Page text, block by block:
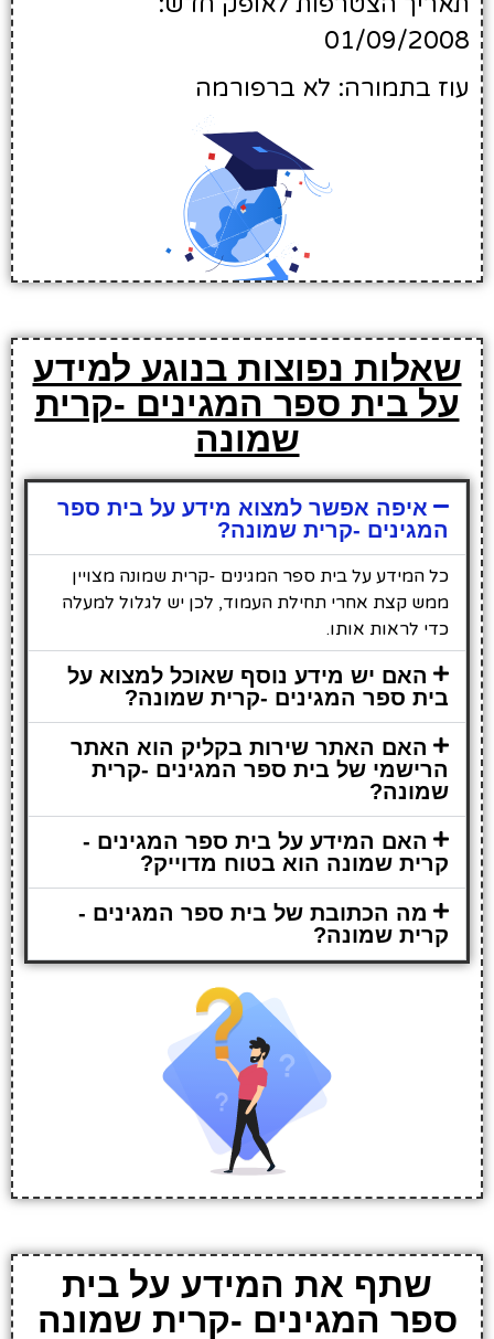
01/09/2008
עוז בתמורה: לא ברפורמה
שאלות נפוצות בנוגע למידע
על בית ספר המגינים -קרית
שמונה
איפה אפשר למצוא מידע על בית ספר
המגינים -קרית שמונה?
כל המידע על בית ספר המגינים -קרית שמונה מצויין
ממש קצת אחרי תחילת העמוד, לכן יש לגלול למעלה
כדי לראות אותו.
האם יש מידע נוסף שאוכל למצוא על
בית ספר המגינים -קרית שמונה?
האם האתר שירות בקליק הוא האתר
הרישמי של בית ספר המגינים -קרית
שמונה?
האם המידע על בית ספר המגינים -
קרית שמונה הוא בטוח מדוייק?
מה הכתובת של בית ספר המגינים -
קרית שמונה?
שתף את המידע על בית
ספר המגינים -קרית שמונה